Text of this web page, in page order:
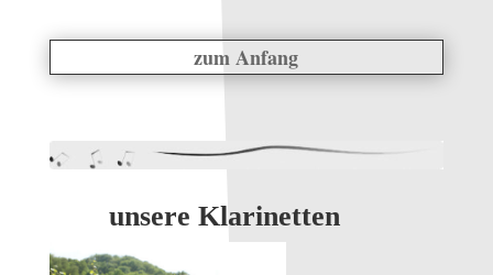
zum Anfang
unsere Klarinetten